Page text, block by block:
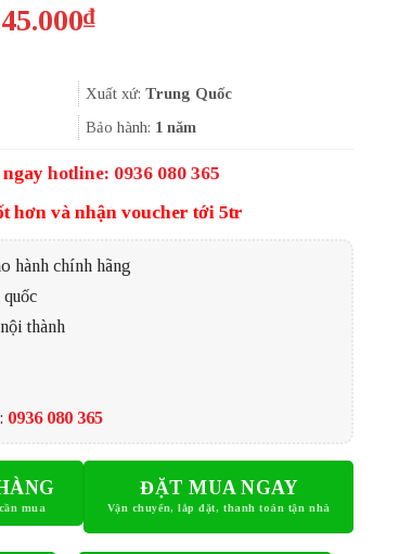
460.000₫.
₫Giá
là:
345.000₫.
Xuất xứ:Trung Quốc
Bảo hành: 1 năm
hotline: 0936 080 365
hơn và nhận voucher tới 5tr
hành chính hãng
thành
0936 080 365
ĐẶT MUA NGAY